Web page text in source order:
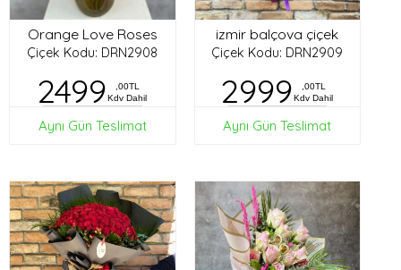
Orange Love Roses
Çiçek Kodu: DRN2908
2499
,00TL
Kdv Dahil
Aynı Gün Teslimat
izmir balçova çiçek
Çiçek Kodu: DRN2909
2999
,00TL
Kdv Dahil
Aynı Gün Teslimat